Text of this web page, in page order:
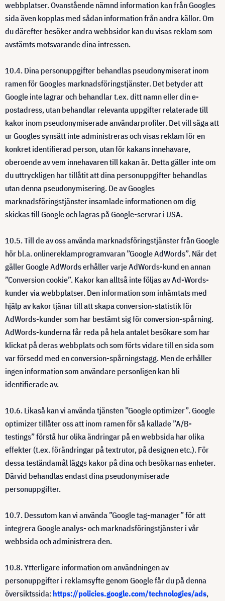
webbplatser. Ovanstående nämnd information kan från Googles
sida även kopplas med sådan information från andra källor. Om
du därefter besöker andra webbsidor kan du visas reklam som
avstämts motsvarande dina intressen.
10.4. Dina personuppgifter behandlas pseudonymiserat inom
ramen för Googles marknadsföringstjänster. Det betyder att
Google inte lagrar och behandlar t.ex. ditt namn eller din e-
postadress, utan behandlar relevanta uppgifter relaterade till
kakor inom pseudonymiserade användarprofiler. Det vill säga att
ur Googles synsätt inte administreras och visas reklam för en
konkret identifierad person, utan för kakans innehavare,
oberoende av vem innehavaren till kakan är. Detta gäller inte om
du uttryckligen har tillåtit att dina personuppgifter behandlas
utan denna pseudonymisering. De av Googles
marknadsföringstjänster insamlade informationen om dig
skickas till Google och lagras på Google-servrar i USA.
10.5. Till de av oss använda marknadsföringstjänster från Google
hör bl.a. onlinereklamprogramvaran ”Google AdWords”. När det
gäller Google AdWords erhåller varje AdWords-kund en annan
”Conversion cookie”. Kakor kan alltså inte följas av Ad-Words-
kunder via webbplatser. Den information som inhämtats med
hjälp av kakor tjänar till att skapa conversion-statistik för
AdWords-kunder som har bestämt sig för conversion-spårning.
AdWords-kunderna får reda på hela antalet besökare som har
klickat på deras webbplats och som förts vidare till en sida som
var försedd med en conversion-spårningstagg. Men de erhåller
ingen information som användare personligen kan bli
identifierade av.
10.6. Likaså kan vi använda tjänsten ”Google optimizer”. Google
optimizer tillåter oss att inom ramen för så kallade ”A/B-
testings” förstå hur olika ändringar på en webbsida har olika
effekter (t.ex. förändringar på textrutor, på designen etc.). För
dessa teständamål läggs kakor på dina och besökarnas enheter.
Därvid behandlas endast dina pseudonymiserade
personuppgifter.
10.7. Dessutom kan vi använda ”Google tag-manager” för att
integrera Google analys- och marknadsföringstjänster i vår
webbsida och administrera den.
10.8. Ytterligare information om användningen av
personuppgifter i reklamsyfte genom Google får du på denna
översiktssida: https://policies.google.com/technologies/ads,